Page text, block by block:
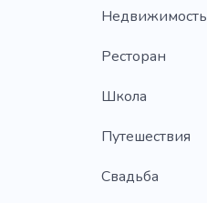
Недвижимость
Ресторан
Школа
Путешествия
Свадьба